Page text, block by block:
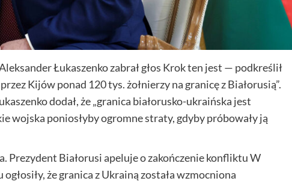
Łukaszenko zabrał głos Krok ten jest — podkreślił
Kijów ponad 120 tys. żołnierzy na granicę z Białorusią”.
dodał, że „granica białorusko-ukraińska jest
wojska poniosłyby ogromne straty, gdyby próbowały ją
Prezydent Białorusi apeluje o zakończenie konfliktu W
że granica z Ukrainą została wzmocniona